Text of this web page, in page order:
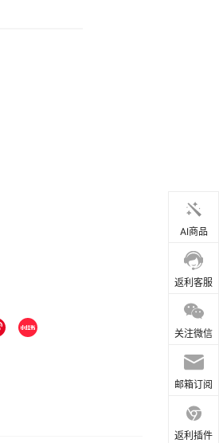
AI商品
返利客服
关注微信
邮箱订阅
返利插件